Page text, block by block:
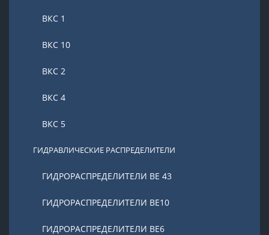
ВКС 1
ВКС 10
ВКС 2
ВКС 4
ВКС 5
ГИДРАВЛИЧЕСКИЕ РАСПРЕДЕЛИТЕЛИ
ГИДРОРАСПРЕДЕЛИТЕЛИ ВЕ 43
ГИДРОРАСПРЕДЕЛИТЕЛИ ВЕ10
ГИДРОРАСПРЕДЕЛИТЕЛИ ВЕ6